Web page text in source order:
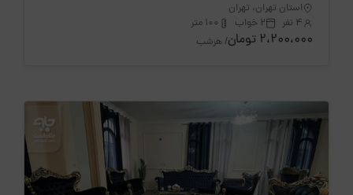
استان تهران، تهران
4 نفر
2 خواب 100 متر
2،200،000 تومان / هرشب